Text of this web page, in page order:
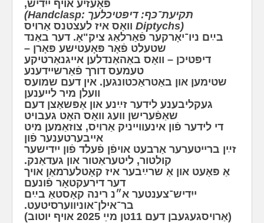
פּאָעזיע אויף ייִדיש,
תּקיעת‫־כּף: דיפּטיכלעך
(Handclasp:
Diptychs) וואָס איז לעצט‫נס אַרויס
בײַם ניו־יאָרקער פֿאַרלאַג ציק"אָ. דער באַנד
שטעלט פֿאָר פּאָעטישע פּאָרן –
דיפּטיכן – וואָס באַהאַנדלען אייגנאַרטיקע
טעמעס דורך פֿאַרשיידענע
שטימען און באַטראַכטונגען. אין דעם שמו‫עס
וועלן מיר לייענען
געקליבענע לידער זײַנע און אָפּשאַצן דעם
שאַפֿערישן וועג וואָס האָט געבױט
די לידער פֿון אינעווייניק אַרויס, צוזאַמען מיט
אייבערטענער פֿון
זײַן ברייטערער אַרבעט אויפֿן פֿעלד פֿון ייִדישער
קולטור, ליטעראַטור און געדאַנק.
אַ פּאָעט און אַ שרײַבער איז קאָטלערמאַן אויך
דער דירעקטאָר פֿונעם
ייִדיש־צענטער א״נ רינה קאָסטאַ בײַם
בר־אילן־אוניווערסיטעט.
(אַרויסגעגעבן דעם 11טן מײַ 2025 אויף יוטוב)